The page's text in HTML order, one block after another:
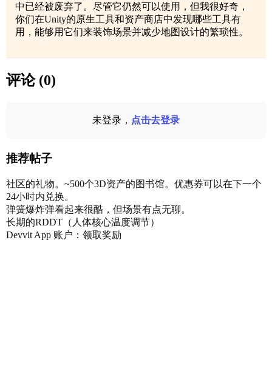
中已经被废弃了。尽管它仍然可以使用，但我很好奇，
你们在Unity的原生工具和资产商店中发现哪些工具有
用，能够用它们来装饰场景并减少地图设计的繁琐性。
评论 (0)
未登录， 点击去登录
推荐帖子
社区的礼物。~500个3D资产的图书馆。优惠券可以在下一个
24小时内兑换。
弹簧爆炸弹看起来很酷，但场景有点无聊。
长期的RDDT（人体核心温度调节）
Devvit App 账户：领取奖励